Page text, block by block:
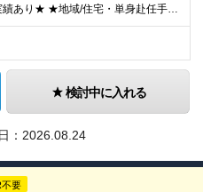
★リモート実績あり★ ★地域/住宅・単身赴任手当などサポートも万全 ★転任費用や寮・社宅制度も完備しています ★勤務地については希望を考慮の上、決定します ★面接地エリアでの就業率92％以上！ 『地
検討中に入れる
： 2026.08.24
不要